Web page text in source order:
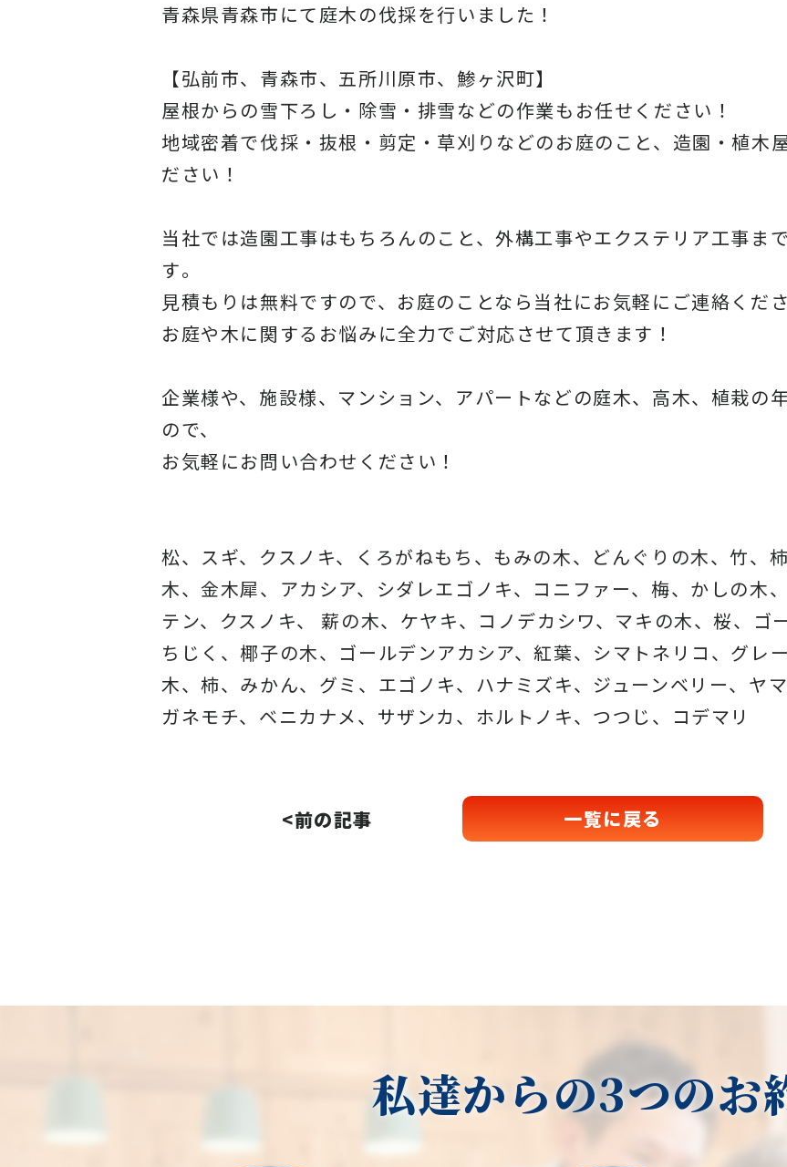
青森県青森市にて庭木の伐採を行いました！
【弘前市、青森市、五所川原市、鯵ヶ沢町】
屋根からの雪下ろし・除雪・排雪などの作業もお任せください！
地域密着で伐採・抜根・剪定・草刈りなどのお庭のこと、造園・植木
ださい！
当社では造園工事はもちろんのこと、外構工事やエクステリア工事ま
す。
見積もりは無料ですので、 お庭のことなら当社にお気軽にご連絡くだ
お庭や木に関するお悩みに全力でご対応させて頂きます！
企業様や、施設様、マンション、アパートなどの庭木、高木、 植栽の
ので、
お気軽にお問い合わせください！
松、スギ、クスノキ、くろがねもち、もみの木、どんぐりの木、竹、
木、金木犀、アカシア、 シダレエゴノキ、コニファー、梅、かしの木、
テン、クスノキ、 薪の木、ケヤキ、コノデカシワ、マキの木、桜、
ゴ
ちじく、椰子の木、 ゴールデンアカシア、紅葉、シマトネリコ、 グレ
木、柿、みかん、グミ、 エゴノキ、ハナミズキ、ジューンベリー、ヤ
ガネモチ、ベニカナメ、サザンカ、ホルトノキ、 つつじ、コデマリ
<前の記事 一覧に戻る
私達からの3つのお